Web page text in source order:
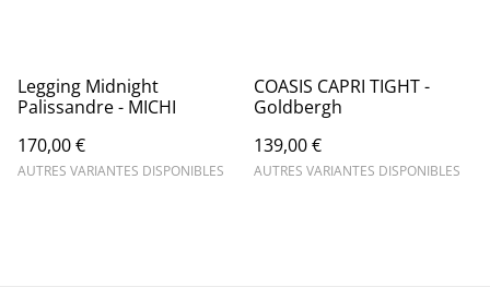
Legging Midnight
Palissandre - MICHI
170,00 €
AUTRES VARIANTES DISPONIBLES
COASIS CAPRI TIGHT -
Goldbergh
139,00 €
AUTRES VARIANTES DISPONIBLES